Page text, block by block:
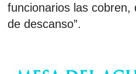
funcionarios las
de descanso”.